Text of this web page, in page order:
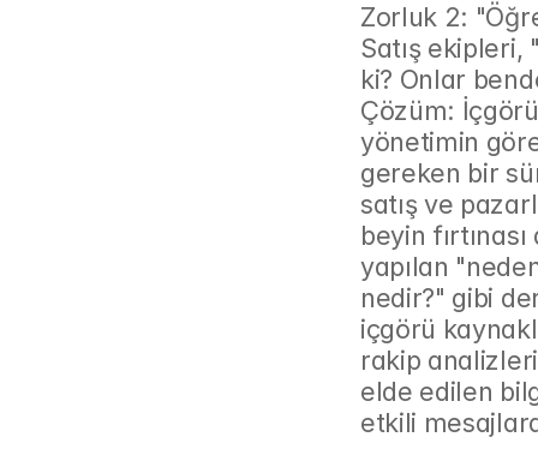
Zorluk 2:
Satış
ki? Onlar
Çözüm:
yönetimin
gereken bir
satış ve
beyin
yapılan
nedir?" gibi
içgörü
rakip
elde edilen
etkili